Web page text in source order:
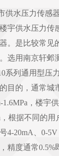
水压力传感器
宇供水压力传
。是比较常见
选用南京轩邺
系列通用型压
目的，通常城
1.6MPa，楼宇
，根据不同的用
4-20mA、0-
精度通常0.5%